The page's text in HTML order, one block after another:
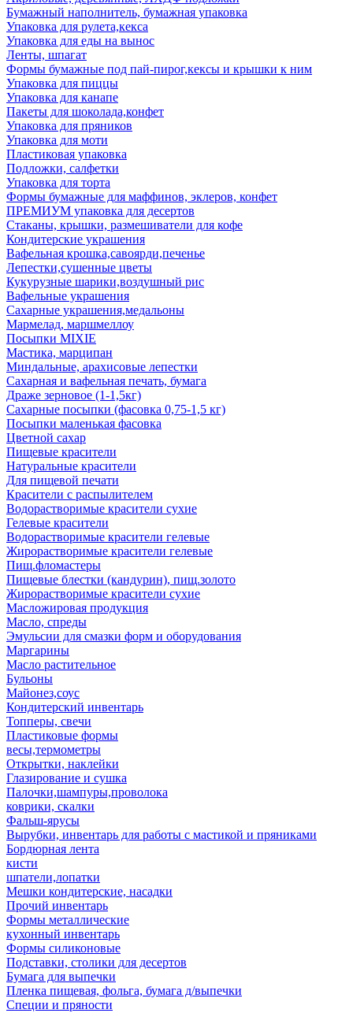
Бумажный наполнитель, бумажная упаковка
Упаковка для рулета,кекса
Упаковка для еды на вынос
Ленты, шпагат
Формы бумажные под пай-пирог,кексы и крышки к ним
Упаковка для пиццы
Упаковка для канапе
Пакеты для шоколада,конфет
Упаковка для пряников
Упаковка для моти
Пластиковая упаковка
Подложки, салфетки
Упаковка для торта
Формы бумажные для маффинов, эклеров, конфет
ПРЕМИУМ упаковка для десертов
Стаканы, крышки, размешиватели для кофе
Кондитерские украшения
Вафельная крошка,савоярди,печенье
Лепестки,сушенные цветы
Кукурузные шарики,воздушный рис
Вафельные украшения
Сахарные украшения,медальоны
Мармелад, маршмеллоу
Посыпки MIXIE
Мастика, марципан
Миндальные, арахисовые лепестки
Сахарная и вафельная печать, бумага
Драже зерновое (1-1,5кг)
Сахарные посыпки (фасовка 0,75-1,5 кг)
Посыпки маленькая фасовка
Цветной сахар
Пищевые красители
Натуральные красители
Для пищевой печати
Красители с распылителем
Водорастворимые красители сухие
Гелевые красители
Водорастворимые красители гелевые
Жирорастворимые красители гелевые
Пищ.фломастеры
Пищевые блестки (кандурин), пищ.золото
Жирорастворимые красители сухие
Масложировая продукция
Масло, спреды
Эмульсии для смазки форм и оборудования
Маргарины
Масло растительное
Бульоны
Майонез,соус
Кондитерский инвентарь
Топперы, свечи
Пластиковые формы
весы,термометры
Открытки, наклейки
Глазирование и сушка
Палочки,шампуры,проволока
коврики, скалки
Фальш-ярусы
Вырубки, инвентарь для работы с мастикой и пряниками
Бордюрная лента
кисти
шпатели,лопатки
Мешки кондитерские, насадки
Прочий инвентарь
Формы металлические
кухонный инвентарь
Формы силиконовые
Подставки, столики для десертов
Бумага для выпечки
Пленка пищевая, фольга, бумага д/выпечки
Специи и пряности